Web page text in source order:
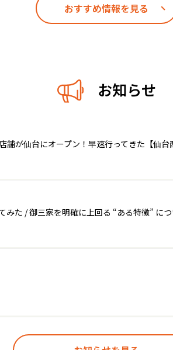
おすすめ情報を見る
お知らせ
舗が仙台にオープン！早速行ってきた【仙台
みた / 御三家を明確に上回る “ある特徴” に